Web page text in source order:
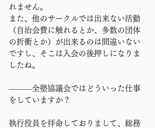
れません。
また、他のサークルでは出来ない活動
（自治会費に触れるとか、多数の団体
の折衝とか）が出来るのは間違いない
ですし、そこは入会の後押しになりま
したね。
―――全塾協議会ではどういった仕事
をしていますか？
執行役員を拝命しておりまして、総務